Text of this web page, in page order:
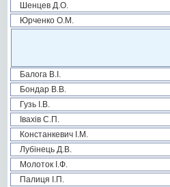
Шенцев Д.О.
Юрченко О.М.
Балога В.І.
Бондар В.В.
Гузь І.В.
Івахів С.П.
Констанкевич І.М.
Лубінець Д.В.
Молоток І.Ф.
Палиця І.П.